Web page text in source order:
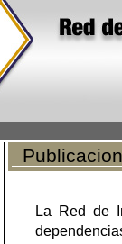
La Red de